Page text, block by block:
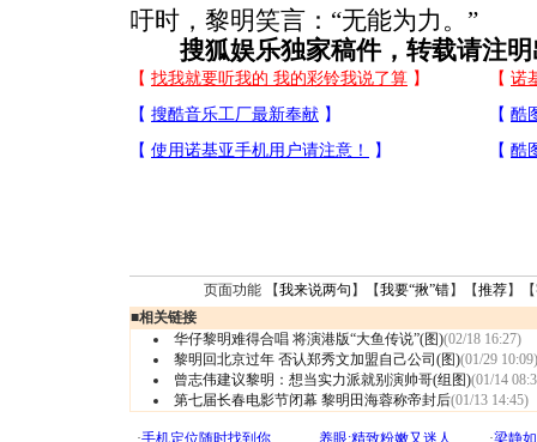
吁时，黎明笑言：“无能为力。”
搜狐娱乐独家稿件，转载请注
页面功能 【我来说两句 】【我要“揪”错】【推荐】
■相关链接
华仔黎明难得合唱 将演港版“大鱼传说”(图)(02/18 16:27)
黎明回北京过年 否认郑秀文加盟自己公司(图)(01/29 10:09)
曾志伟建议黎明：想当实力派就别演帅哥(组图)(01/14
第七届长春电影节闭幕 黎明田海蓉称帝封后(01/13 14:45)